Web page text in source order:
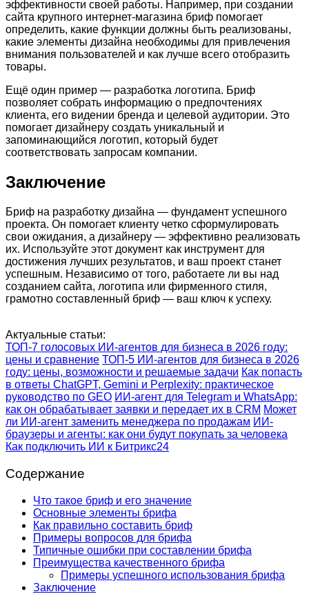
эффективности своей работы. Например, при создании
сайта крупного интернет-магазина бриф помогает
определить, какие функции должны быть реализованы,
какие элементы дизайна необходимы для привлечения
внимания пользователей и как лучше всего отобразить
товары.
Ещё один пример — разработка логотипа. Бриф
позволяет собрать информацию о предпочтениях
клиента, его видении бренда и целевой аудитории. Это
помогает дизайнеру создать уникальный и
запоминающийся логотип, который будет
соответствовать запросам компании.
Заключение
Бриф на разработку дизайна — фундамент успешного
проекта. Он помогает клиенту четко сформулировать
свои ожидания, а дизайнеру — эффективно реализовать
их. Используйте этот документ как инструмент для
достижения лучших результатов, и ваш проект станет
успешным. Независимо от того, работаете ли вы над
созданием сайта, логотипа или фирменного стиля,
грамотно составленный бриф — ваш ключ к успеху.
Актуальные статьи:
ТОП-7 голосовых ИИ-агентов для бизнеса в 2026 году:
цены и сравнение ТОП-5 ИИ-агентов для бизнеса в 2026
году: цены, возможности и решаемые задачи Как попасть
в ответы ChatGPT, Gemini и Perplexity: практическое
руководство по GEO ИИ-агент для Telegram и WhatsApp:
как он обрабатывает заявки и передает их в CRM Может
ли ИИ-агент заменить менеджера по продажам ИИ-
браузеры и агенты: как они будут покупать за человека
Как подключить ИИ к Битрикс24
Содержание
Что такое бриф и его значение
Основные элементы брифа
Как правильно составить бриф
Примеры вопросов для брифа
Типичные ошибки при составлении брифа
Преимущества качественного брифа
Примеры успешного использования брифа
Заключение